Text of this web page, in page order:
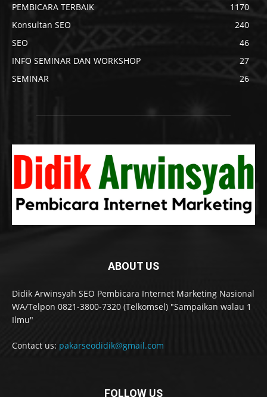
PEMBICARA TERBAIK
1170
Konsultan SEO
240
SEO
46
INFO SEMINAR DAN WORKSHOP
27
SEMINAR
26
ABOUT US
Didik Arwinsyah SEO Pembicara Internet Marketing Nasional
WA/Telpon 0821-3800-7320 (Telkomsel) "Sampaikan walau 1
Ilmu"
Contact us: pakarseodidik@gmail.com
FOLLOW US